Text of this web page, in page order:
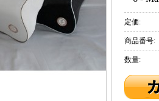
定価:
商品番号:
数量: